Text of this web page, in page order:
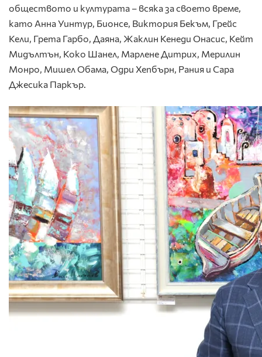
обществото и културата – всяка за своето време,
като Анна Уинтур, Бионсе, Виктория Бекъм, Грейс
Кели, Грета Гарбо, Даяна, Жаклин Кенеди Онасис, Кейт
Мидълтън, Коко Шанел, Марлене Дитрих, Мерилин
Монро, Мишел Обама, Одри Хепбърн, Рания и Сара
Джесика Паркър.